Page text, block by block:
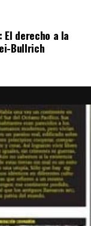
derecho a la
Bullrich